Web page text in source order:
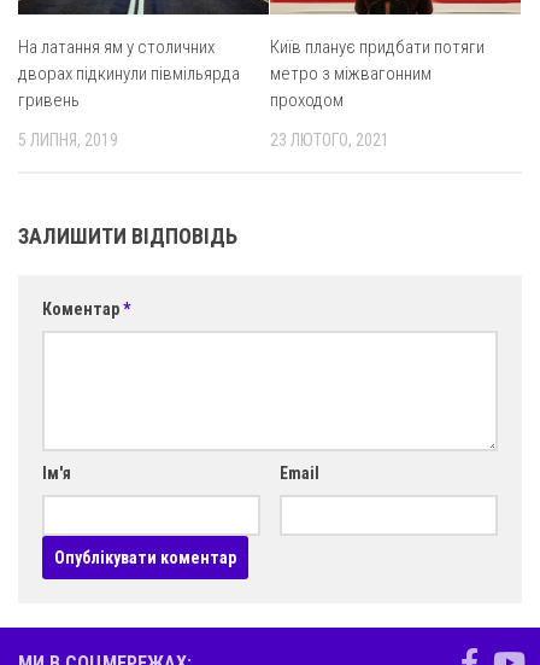
На латання ям у столичних
дворах підкинули півмільярда
гривень
5 ЛИПНЯ, 2019
Київ планує придбати потяги
метро з міжвагонним
проходом
23 ЛЮТОГО, 2021
ЗАЛИШИТИ ВІДПОВІДЬ
Коментар*
Ім'я Email